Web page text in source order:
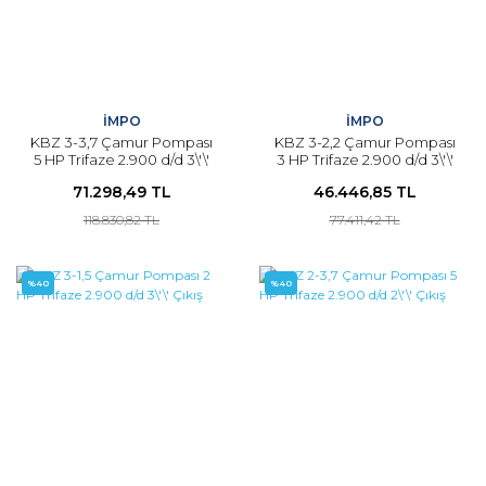
İMPO
KBZ 3-3,7 Çamur Pompası
5 HP Trifaze 2.900 d/d 3\'\'
71.298,49 TL
118.830,82 TL
İMPO
KBZ 3-2,2 Çamur Pompası
3 HP Trifaze 2.900 d/d 3\'\'
46.446,85 TL
77.411,42 TL
%40 %40